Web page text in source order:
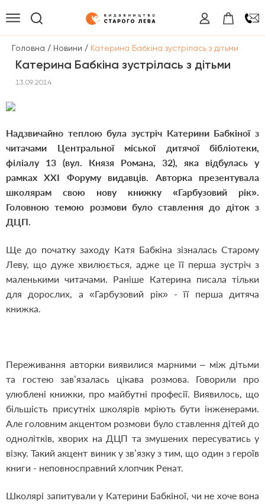
Головна / Новини / Катерина Бабкіна зустрілась з дітьми
Катерина Бабкіна зустрілась з дітьми
13.09.2014
Надзвичайно теплою була зустріч Катерини Бабкіної з
читачами Центральної міської дитячої бібліотеки,
філіалу 13 (вул. Князя Романа, 32), яка відбулась у
рамках ХХІ Форуму видавців. Авторка презентувала
школярам свою нову книжку «Гарбузовий рік».
Головною темою розмови було ставлення до діток з
ДЦП.
Ще до початку заходу Катя Бабкіна зізналась Старому
Леву, що дуже хвилюється, адже це її перша зустріч з
маленькими читачами. Раніше Катерина писала тільки
для дорослих, а «Гарбузовий рік» - її перша дитяча
книжка.
Переживання авторки виявилися марними – між дітьми
та гостею зав’язалась цікава розмова. Говорили про
улюблені книжки, про майбутні професії. Виявилось, що
більшість присутніх школярів мріють бути інженерами.
Але головним акцентом розмови було ставлення дітей до
однолітків, хворих на ДЦП та змушених пересуватись у
візку. Такий акцент виник у зв’язку з тим, що один з героїв
книги - неповносправний хлопчик Ренат.
Школярі запитували у Катерини Бабкіної, чи не хоче вона